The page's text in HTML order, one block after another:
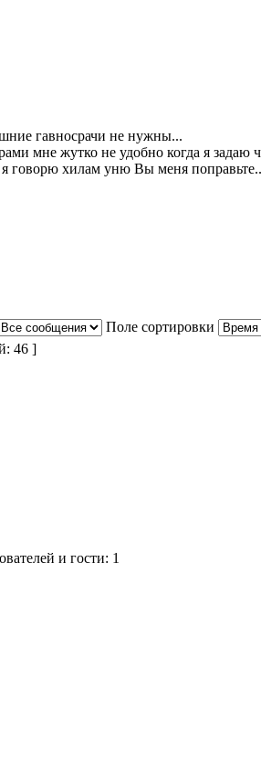
гавносрачи не нужны...
мне жутко не удобно когда я
я говорю хилам уню Вы меня
Поле сортировки
46 ]
и гости: 1